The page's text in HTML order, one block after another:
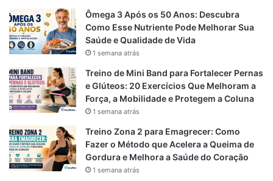
Ômega 3 Após os 50 Anos: Descubra
Como Esse Nutriente Pode Melhorar Sua
Saúde e Qualidade de Vida
1 semana atrás
Treino de Mini Band para Fortalecer Pernas
e Glúteos: 20 Exercícios Que Melhoram a
Força, a Mobilidade e Protegem a Coluna
1 semana atrás
Treino Zona 2 para Emagrecer: Como
Fazer o Método que Acelera a Queima de
Gordura e Melhora a Saúde do Coração
1 semana atrás